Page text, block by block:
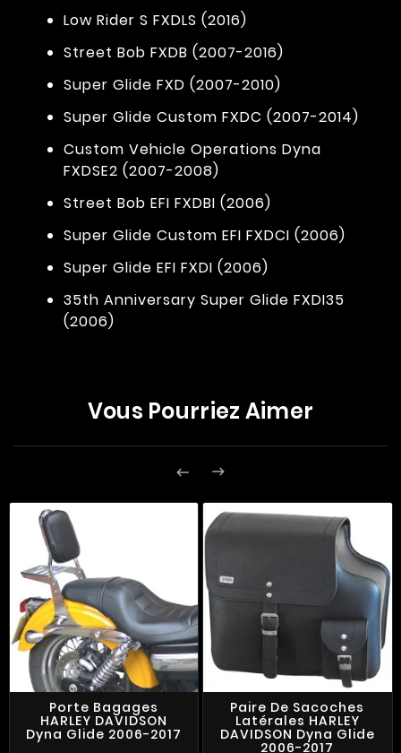
Low Rider S FXDLS (2016)
Street Bob FXDB (2007-2016)
Super Glide FXD (2007-2010)
Super Glide Custom FXDC (2007-2014)
Custom Vehicle Operations Dyna
FXDSE2 (2007-2008)
Street Bob EFI FXDBI (2006)
Super Glide Custom EFI FXDCI (2006)
Super Glide EFI FXDI (2006)
35th Anniversary Super Glide FXDI35
(2006)
Vous Pourriez Aimer
 
Porte Bagages
HARLEY DAVIDSON
Dyna Glide 2006-2017
Paire De Sacoches
Latérales HARLEY
DAVIDSON Dyna Glide
2006-2017